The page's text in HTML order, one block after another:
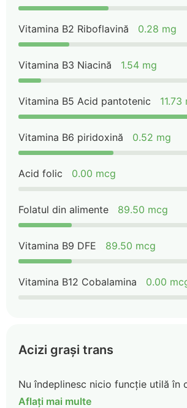
Vitamina B2 Riboflavină 0.28 mg
Vitamina B3 Niacină 1.54 mg
Vitamina B5 Acid pantotenic 11.73
Vitamina B6 piridoxină 0.52 mg
Acid folic 0.00 mcg
Folatul din alimente 89.50 mcg
Vitamina B9 DFE 89.50 mcg
Vitamina B12 Cobalamina 0.00
Acizi grași trans
Nu îndeplinesc nicio funcție utilă în
Aflați mai multe